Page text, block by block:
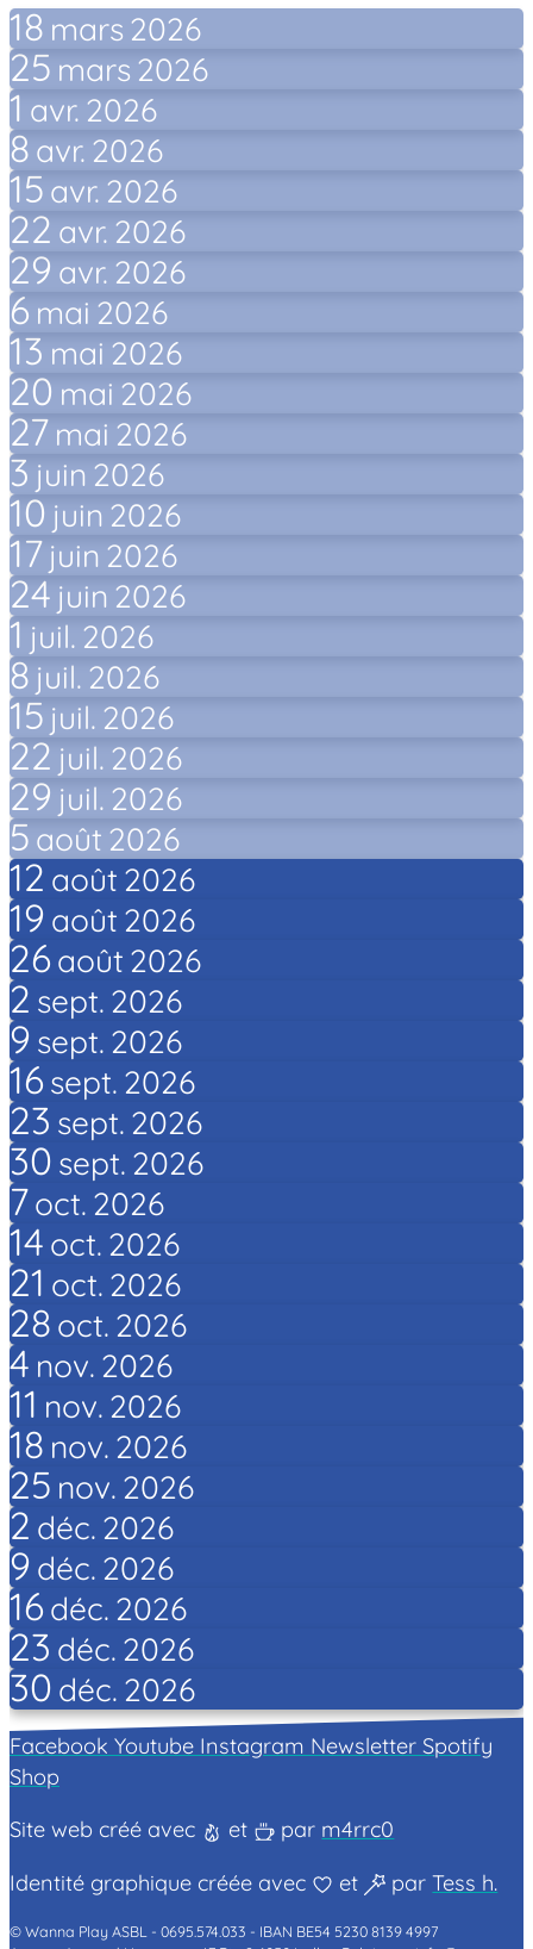
18 mars 2026
25 mars2026
1 avr. 2026
8 avr. 2026
15 avr. 2026
22 avr. 2026
29 avr. 2026
6 mai 2026
13 mai 2026
20 mai 2026
27 mai 2026
3 juin 2026
10 juin 2026
17 juin 2026
24 juin 2026
1 juil. 2026
8 juil. 2026
15 juil. 2026
22 juil. 2026
29 juil. 2026
5 août 2026
12 août 2026
19 août 2026
26 août 2026
2 sept. 2026
9 sept. 2026
16 sept. 2026
23 sept. 2026
30 sept. 2026
7oct. 2026
14 oct. 2026
21 oct. 2026
28 oct. 2026
4 nov. 2026
11 nov. 2026
18 nov. 2026
25 nov. 2026
2 déc. 2026
9 déc. 2026
16 déc. 2026
23 déc. 2026
30 déc. 2026
Facebook Youtube Instagram Newsletter Spotify
Shop
Site web créé avec
et par m4rrc0
Identité graphique créée avec
et parTess h.
© Wanna Play ASBL - 0695.574.033 - IBAN BE54 5230 8139 4997